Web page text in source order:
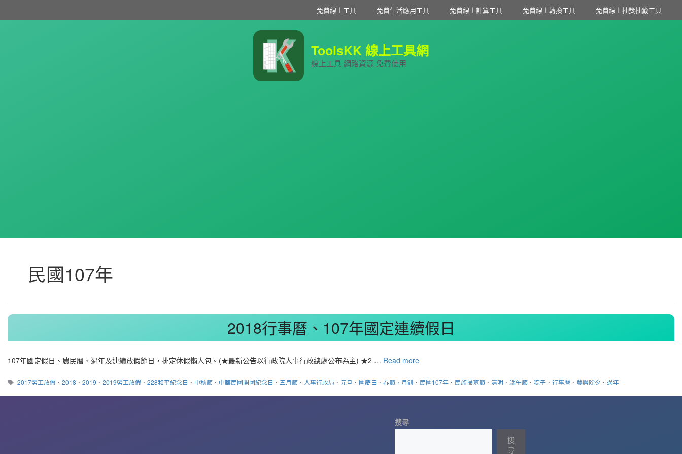
免費線上工具 免費生活應用工具 免費線上計算工具 免費線上轉換工具 免費線上抽獎抽籤工具
ToolsKK 線上工具網
線上工具 網路資源 免費使用
民國107年
2018行事曆、107年國定連續假日
107年國定假日、農民曆、過年及連續放假節日，排定休假懶人包。(★最新公告以行政院人事行政總處公布為主) ★2 … Read more
標
2017勞工放假 、2018 、2019 、2019勞工放假 、228和平紀念日 、 中秋節 、 中華民國開國紀念日 、 五月節 、 人事行政局 、元旦 、 國慶日 、春節 、 月餅 、 民國107年 、 民族掃墓節 、清明 、端午節 、粽子 、行事曆 、 農曆除夕 、過年
搜尋
搜
尋